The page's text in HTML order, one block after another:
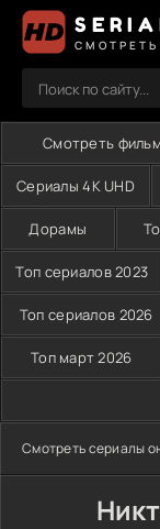
Смотреть
Сериалы 4K UHD
Дорамы
Топ сериалов 2023
Топ сериалов 2026
Топ март 2026
Смотреть сериалы